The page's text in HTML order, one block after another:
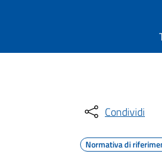
Condividi
Normativa di